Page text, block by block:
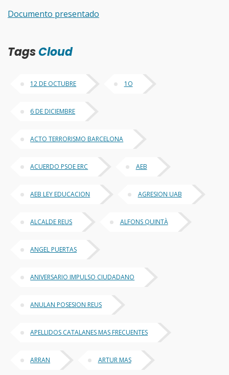
Documento presentado
TagsCloud
12 DE OCTUBRE 1O
6 DE DICIEMBRE
ACTO TERRORISMO BARCELONA
ACUERDO PSOE ERC AEB
AEB LEY EDUCACION AGRESION UAB
ALCALDE REUS ALFONS QUINTÀ
ANGEL PUERTAS
ANIVERSARIO IMPULSO CIUDADANO
ANULAN POSESION REUS
APELLIDOS CATALANES MAS FRECUENTES
ARRAN ARTUR MAS